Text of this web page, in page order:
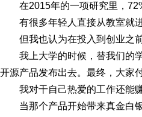
在2015年的一项研究里，
有很多年轻人直接从教室就
但我也认为在投入到创业之
我上大学的时候，替我们的
开源产品发布出去。最终，大家
我对干自己热爱的工作还能
当那个产品开始带来真金白